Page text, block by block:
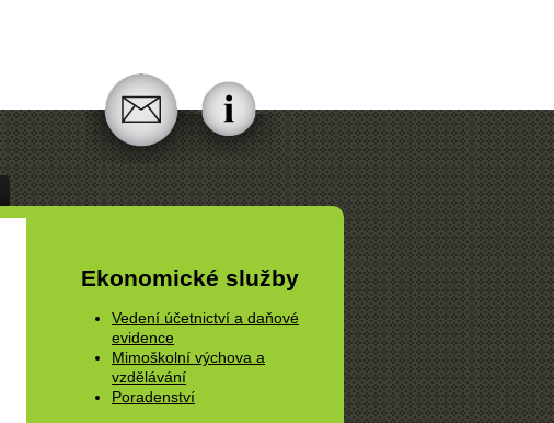
Ekonomické služby
Vedení účetnictví a daňové
evidence
Mimoškolní výchova a
vzdělávání
Poradenství